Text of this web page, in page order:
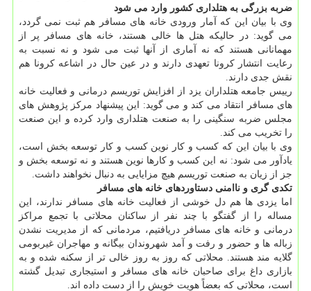
ضربه بزرگی به هتلداری کشور وارد می شود
وی با بیان این که آمار ورودی خانه های مسافر هم ثبت نمی گردد،
می گوید: در حالیکه هتل ها خالی هستند، خانه های مسافر پر از
مهمانانی هستند که نه آماری از آنها ثبت می شود و نه نسبت به
رعایت انتشار کرونا تعهدی دارند و در عین حال در اشاعه کرونا هم
نقش جدی دارند.
رییس جامعه هتلداران یزد از افزایش توریسم درمانی و فعالیت خانه
های مسافر انتقاد می کند و می گوید: این پیشنهاد مرکز پژوهش های
مجلس ضربه سنگینی را به صنعت هتلداری وارد کرده و این صنعت
را تخریب می کند.
وی با بیان این که کسب و کار نوین کسب و کار توسعه بخش است،
یادآور می شود: نه این کسب و کارها نوین هستند و نه توسعه بخش و
جز از زیان به صنعت توریسم هیچ مزایایی به دنبال نخواهند داشت.
تکدی گری و ناامنی دستاوردهای خانه های مسافر
اما یزدی ها هم دل خوشی از فعالیت خانه های مسافر ندارند، این
مساله را از گفتگو با چند نفر از ساکنان محلاتی با تجمع مراکز
درمانی و خانه های مسافر دریافتیم، مردمانی که از مدیریت نشدن
زباله ها و حضور و رفت و آمد شهروندان بیگانه و مهاجران غیربومی
گلایه مند هستند. محلاتی که روز به روز خالی تر از سکنه شده و به
بازاری داغ برای صاحبان خانه های مسافر و استیجاری تبدیل گشته
است، محلاتی که بعضاً هویت خویش را از دست داده اند.